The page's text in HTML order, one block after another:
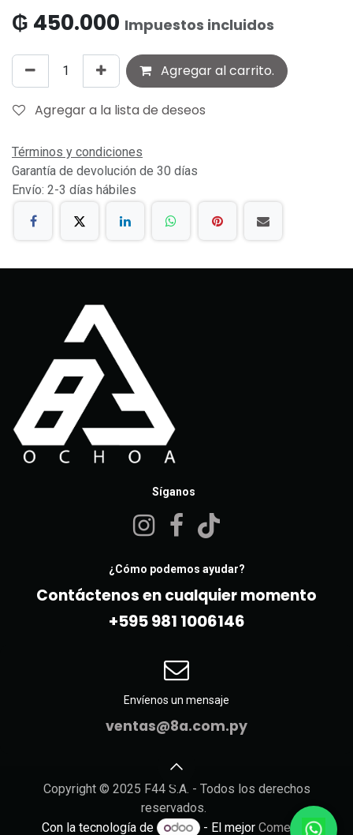
₲ 450.000 Impuestos incluidos
Agregar al carrito.
Agregar a la lista de deseos
Términos y condiciones
Garantía de devolución de 30 días
Envío: 2-3 días hábiles
Síganos
¿Cómo podemos ayudar?
Contáctenos en cualquier momento
+595 981 10061​46
Envíenos un mensaje
ventas@8a.com.py
Copyright © 2025 F44 S.A. - Todos los derechos
reservados.
Con la tecnología de
- El mejor Comercio